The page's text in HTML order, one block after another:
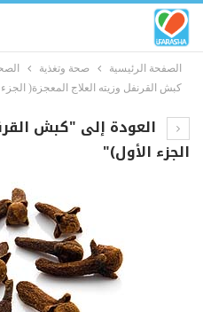
الصفحة الرئيسية صحة وتغذية
كبش القرنفل وزيته العلاج المعجزة( الجزء
العودة إلى "كبش
الجزء الأول)"